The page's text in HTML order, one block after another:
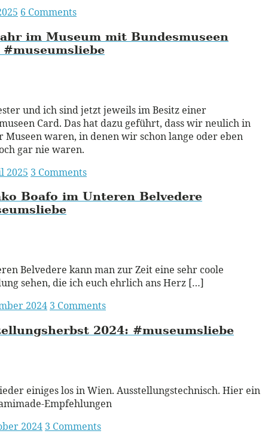
6 Comments
im Museum mit Bundesmuseen
#museumsliebe
und ich sind jetzt jeweils im Besitz einer
Card. Das hat dazu geführt, dass wir neulich in
Museen waren, in denen wir schon lange oder eben
gar nie waren.
2025 3 Comments
Boafo im Unteren Belvedere
Belvedere kann man zur Zeit eine sehr coole
sehen, die ich euch ehrlich ans Herz […]
2024 3 Comments
2024: #museumsliebe
einiges los in Wien. Ausstellungstechnisch. Hier ein
Empfehlungen
2024 3 Comments